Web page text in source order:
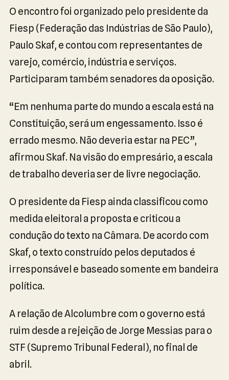
O encontro foi organizado pelo presidente da
Fiesp (Federação das Indústrias de São Paulo),
Paulo Skaf, e contou com representantes de
varejo, comércio, indústria e serviços.
Participaram também senadores da oposição.
“Em nenhuma parte do mundo a escala está na
Constituição, será um engessamento. Isso é
errado mesmo. Não deveria estar na PEC”,
afirmou Skaf. Na visão do empresário, a escala
de trabalho deveria ser de livre negociação.
O presidente da Fiesp ainda classificou como
medida eleitoral a proposta e criticou a
condução do texto na Câmara. De acordo com
Skaf, o texto construído pelos deputados é
irresponsável e baseado somente em bandeira
política.
A relação de Alcolumbre com o governo está
ruim desde a rejeição de Jorge Messias para o
STF (Supremo Tribunal Federal), no final de
abril.